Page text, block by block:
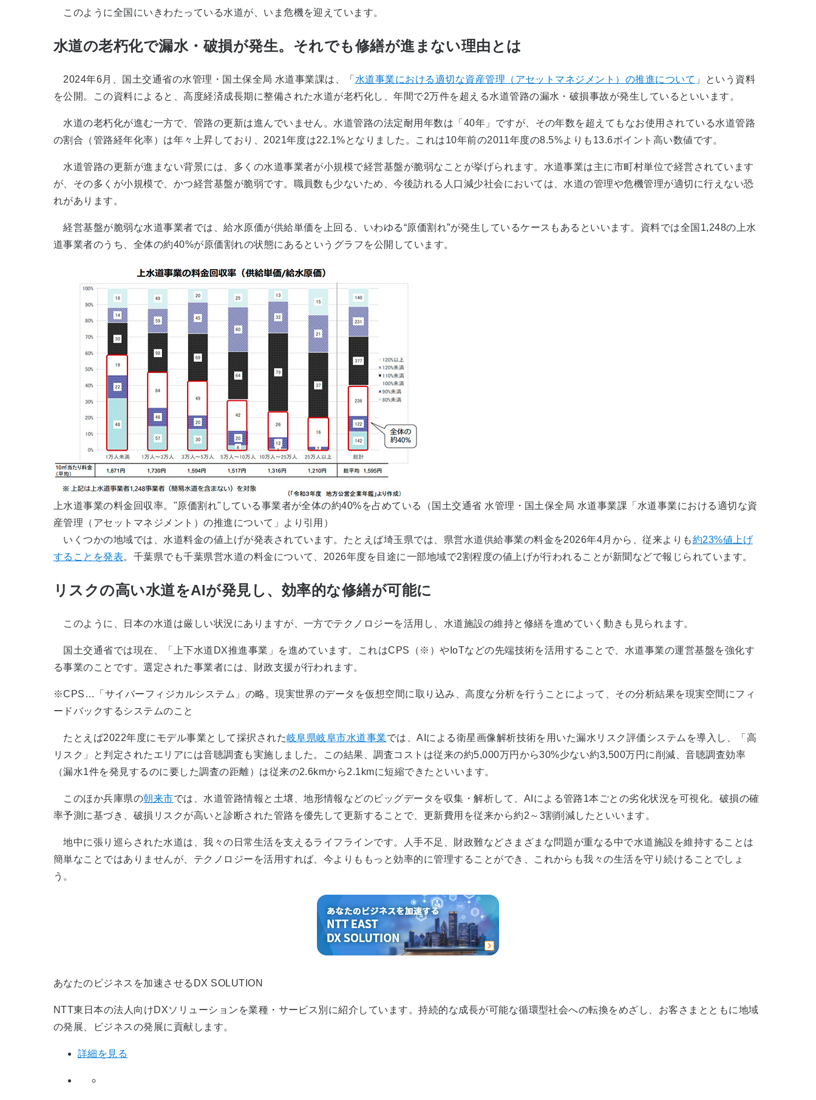
このように全国にいきわたっている水道が、いま危機を迎えています。
水道の老朽化で漏水・破損が発生。それでも修繕が進まない理由とは
2024年6月、国土交通省の水管理・国土保全局 水道事業課は、「 水道事業における適切な資産管理（アセットマネジメント）の推進について 」という資料
を公開。この資料によると、高度経済成長期に整備された水道が老朽化し、年間で2万件を超える水道管路の漏水・破損事故が発生しているといいます。
水道の老朽化が進む一方で、管路の更新は進んでいません。水道管路の法定耐用年数は「40年」ですが、その年数を超えてもなお使用されている水道管路
の割合（管路経年化率）は年々上昇しており、2021年度は22.1%となりました。これは10年前の2011年度の8.5%よりも13.6ポイント高い数値です。
水道管路の更新が進まない背景には、多くの水道事業者が小規模で経営基盤が脆弱なことが挙げられます。水道事業は主に市町村単位で経営されています
が、その多くが小規模で、かつ経営基盤が脆弱です。職員数も少ないため、今後訪れる人口減少社会においては、水道の管理や危機管理が適切に行えない恐
れがあります。
経営基盤が脆弱な水道事業者では、給水原価が供給単価を上回る、いわゆる“原価割れ”が発生しているケースもあるといいます。資料では全国1,248の上水
道事業者のうち、全体の約40%が原価割れの状態にあるというグラフを公開しています。
上水道事業の料金回収率。"原価割れ"している事業者が全体の約40%を占めている（国土交通省 水管理・国土保全局 水道事業課「水道事業における適切な資
産管理（アセットマネジメント）の推進について」より引用）
いくつかの地域では、水道料金の値上げが発表されています。たとえば埼玉県では、県営水道供給事業の料金を2026年4月から、従来よりも約23%値上げ
することを発表。千葉県でも千葉県営水道の料金について、2026年度を目途に一部地域で2割程度の値上げが行われることが新聞などで報じられています。
リスクの高い水道をAIが発見し、効率的な修繕が可能に
このように、日本の水道は厳しい状況にありますが、一方でテクノロジーを活用し、水道施設の維持と修繕を進めていく動きも見られます。
国土交通省では現在、「上下水道DX推進事業」を進めています。これはCPS （※）やIoTなどの先端技術を活用することで、水道事業の運営基盤を強化す
る事業のことです。選定された事業者には、財政支援が行われます。
※CPS…「サイバーフィジカルシステム」の略。現実世界のデータを仮想空間に取り込み、高度な分析を行うことによって、その分析結果を現実空間にフィ
ードバックするシステムのこと
たとえば2022年度にモデル事業として採択された岐阜県岐阜市水道事業では、AIによる衛星画像解析技術を用いた漏水リスク評価システムを導入し、「高
リスク」と判定されたエリアには音聴調査も実施しました。この結果、調査コストは従来の約5,000万円から30%少ない約3,500万円に削減、音聴調査効率
（漏水1件を発見するのに要した調査の距離）は従来の2.6kmから2.1kmに短縮できたといいます。
このほか兵庫県の朝来市では、水道管路情報と土壌、地形情報などのビッグデータを収集・解析して、AIによる管路1本ごとの劣化状況を可視化。破損の確
率予測に基づき、破損リスクが高いと診断された管路を優先して更新することで、更新費用を従来から約2～3割削減したといいます。
地中に張り巡らされた水道は、我々の日常生活を支えるライフラインです。人手不足、財政難などさまざまな問題が重なる中で水道施設を維持することは
簡単なことではありませんが、テクノロジーを活用すれば、今よりももっと効率的に管理することができ、これからも我々の生活を守り続けることでしょ
う。
あなたのビジネスを加速させるDX SOLUTION
NTT東日本の法人向けDXソリューションを業種・サービス別に紹介しています。持続的な成長が可能な循環型社会への転換をめざし、お客さまとともに地域
の発展、ビジネスの発展に貢献します。
詳細を見る